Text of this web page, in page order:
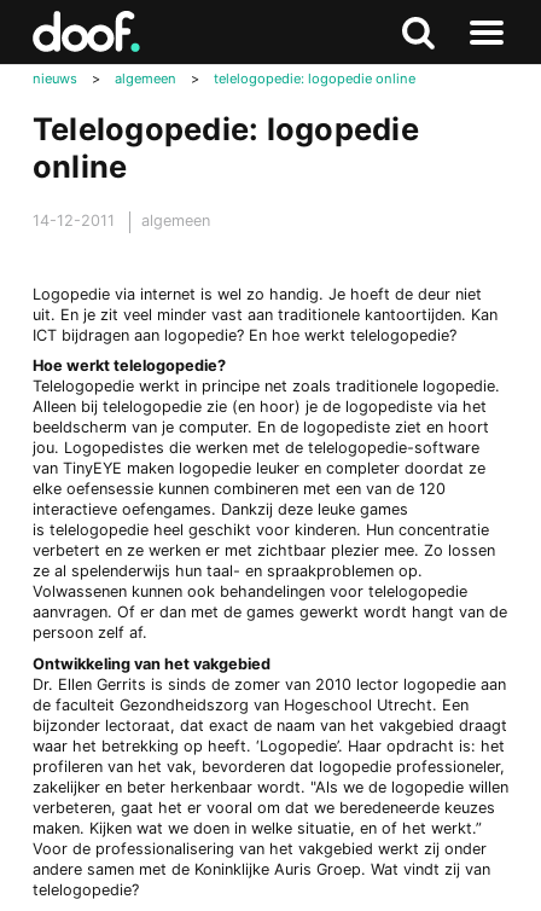
Zoeken
Naar
nieuws > algemeen > telelogopedie: logopedie online
Telelogopedie: logopedie
online
14-12-2011 algemeen
Logopedie via internet is wel zo handig. Je hoeft de deur niet
uit. En je zit veel minder vast aan traditionele kantoortijden. Kan
ICT bijdragen aan logopedie? En hoe werkt telelogopedie?
Hoe werkt telelogopedie?
Telelogopedie werkt in principe net zoals traditionele logopedie.
Alleen bij telelogopedie zie (en hoor) je de logopediste via het
beeldscherm van je computer. En de logopediste ziet en hoort
jou. Logopedistes die werken met de telelogopedie-software
van TinyEYE maken logopedie leuker en completer doordat ze
elke oefensessie kunnen combineren met een van de 120
interactieve oefengames. Dankzij deze leuke games
is telelogopedie heel geschikt voor kinderen. Hun concentratie
verbetert en ze werken er met zichtbaar plezier mee. Zo lossen
ze al spelenderwijs hun taal- en spraakproblemen op.
Volwassenen kunnen ook behandelingen voor telelogopedie
aanvragen. Of er dan met de games gewerkt wordt hangt van de
persoon zelf af.
Ontwikkeling van het vakgebied
Dr. Ellen Gerrits is sinds de zomer van 2010 lector logopedie aan
de faculteit Gezondheidszorg van Hogeschool Utrecht. Een
bijzonder lectoraat, dat exact de naam van het vakgebied draagt
waar het betrekking op heeft. ‘Logopedie’. Haar opdracht is: het
profileren van het vak, bevorderen dat logopedie professioneler,
zakelijker en beter herkenbaar wordt. "Als we de logopedie willen
verbeteren, gaat het er vooral om dat we beredeneerde keuzes
maken. Kijken wat we doen in welke situatie, en of het werkt.”
Voor de professionalisering van het vakgebied werkt zij onder
andere samen met de Koninklijke Auris Groep. Wat vindt zij van
telelogopedie?
Doof.nl
Zoeken